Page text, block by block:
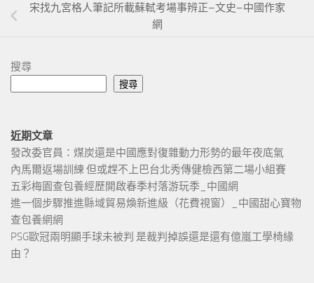
宋找九宮格人筆記所載蘇軾考場事辨正–文史–中國作家
網
搜尋
搜尋
近期文章
發改委官員：煤炭還是中國應對復雜動力形勢的最年夜底氣
內馬爾返場訓練 但或趕不上巴台北秀傳健檢西第二場小組賽
五彩梅園查包養經歷開啟春季村落游玩季_中國網
進一個步驟推進縣域貿易煥新進級（花費視窗）_中國甜心寶物
查包養網網
PSG歐冠兩明顯手球未被判 是裁判掉誤還是還有億嵐工學椅緣
由？